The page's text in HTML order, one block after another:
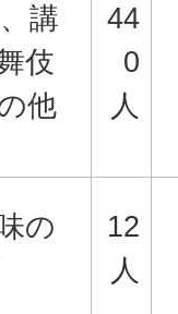
講
伎
他
44
0
人
の
12
人